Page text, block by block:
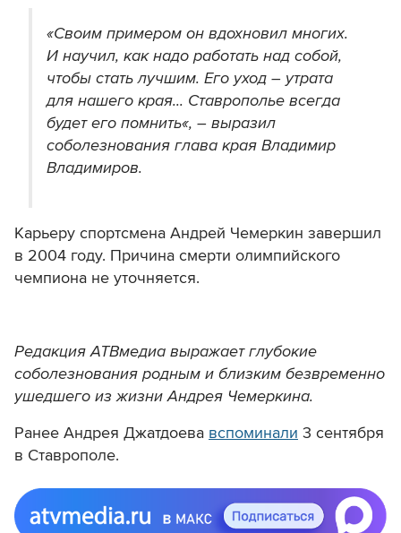
«Своим примером он вдохновил многих.
И научил, как надо работать над собой,
чтобы стать лучшим. Его уход – утрата
для нашего края... Ставрополье всегда
будет его помнить«, – выразил
соболезнования глава края Владимир
Владимиров.
Карьеру спортсмена Андрей Чемеркин завершил
в 2004 году. Причина смерти олимпийского
чемпиона не уточняется.
Редакция АТВмедиа выражает глубокие
соболезнования родным и близким безвременно
ушедшего из жизниАндрея Чемеркина.
Ранее Андрея Джатдоева вспоминали 3 сентября
в Ставрополе.